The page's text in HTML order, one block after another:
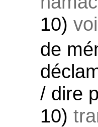
10)
de
/ dire
10)